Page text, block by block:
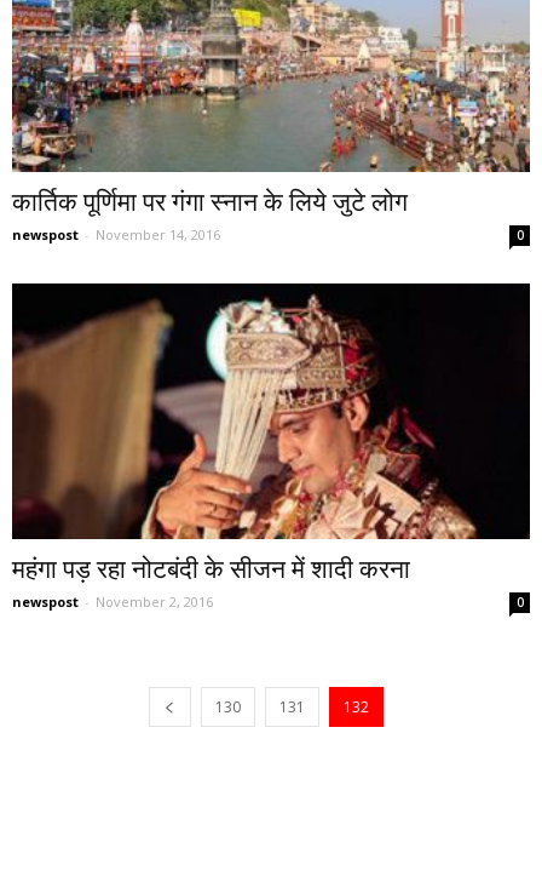
कार्तिक पूर्णिमा पर गंगा स्नान के लिये जुटे लोग
newspost - November 14, 2016 0
महंगा पड़ रहा नोटबंदी के सीजन में शादी करना
newspost - November 2, 2016 0
130 131 132